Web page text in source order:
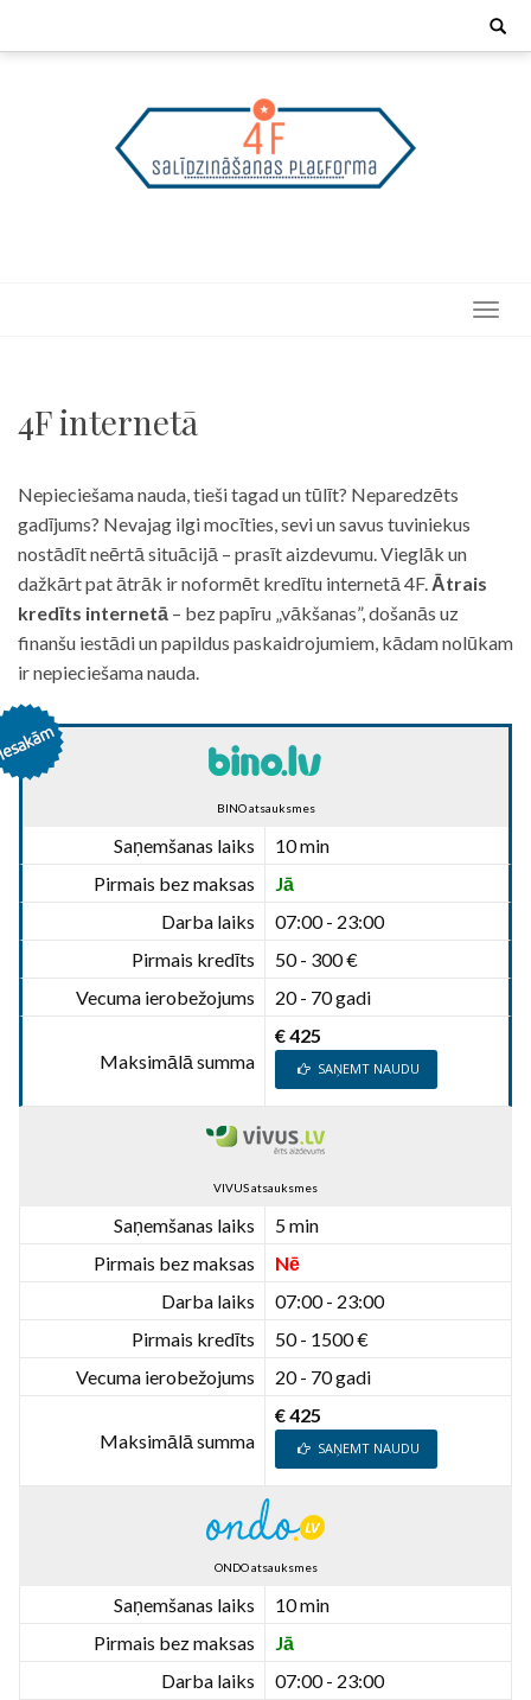
Search
4F internetā
Nepieciešama nauda, tieši tagad un tūlīt? Neparedzēts
gadījums? Nevajag ilgi mocīties, sevi un savus tuviniekus
nostādīt neērtā situācijā – prasīt aizdevumu. Vieglāk un
dažkārt pat ātrāk ir noformēt kredītu internetā 4F. Ātrais
kredīts internetā – bez papīru „vākšanas”, došanās uz
finanšu iestādi un papildus paskaidrojumiem, kādam nolūkam
ir nepieciešama nauda.
BINO atsauksmes
Saņemšanas laiks
10 min
Pirmais bez maksas
Jā
Darba laiks
07:00 - 23:00
Pirmais kredīts
50 - 300 €
Vecuma ierobežojums
20 - 70 gadi
Maksimālā summa
€ 425
SAŅEMT NAUDU
VIVUS atsauksmes
Saņemšanas laiks
5 min
Pirmais bez maksas
Nē
Darba laiks
07:00 - 23:00
Pirmais kredīts
50 - 1500 €
Vecuma ierobežojums
20 - 70 gadi
Maksimālā summa
€ 425
SAŅEMT NAUDU
ONDO atsauksmes
Saņemšanas laiks
10 min
Pirmais bez maksas
Jā
Darba laiks
07:00 - 23:00